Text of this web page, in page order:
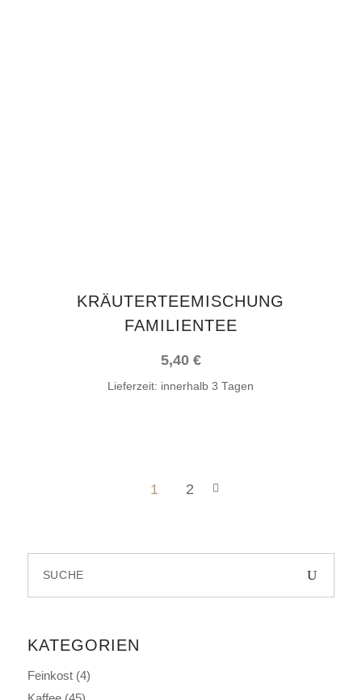
KRÄUTERTEEMISCHUNG
FAMILIENTEE
5,40 €
Lieferzeit: innerhalb 3 Tagen
1 2
KATEGORIEN
Feinkost (4)